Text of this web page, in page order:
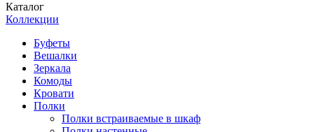
Каталог
Коллекции
Буфеты
Вешалки
Зеркала
Комоды
Кровати
Полки
Полки встраиваемые в шкаф